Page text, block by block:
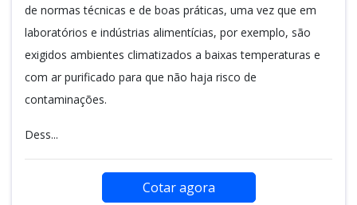
de normas técnicas e de boas práticas, uma vez que em
laboratórios e indústrias alimentícias, por exemplo, são
exigidos ambientes climatizados a baixas temperaturas e
com ar purificado para que não haja risco de
contaminações.
Dess...
Cotar agora